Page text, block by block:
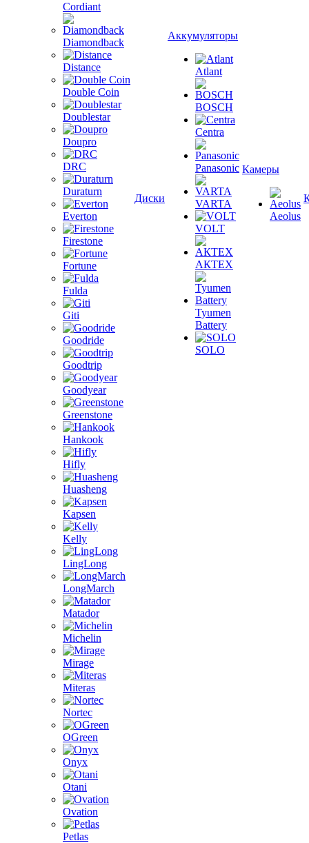
Cordiant
Diamondback
Distance
Double Coin
Doublestar
Doupro
DRC
Duraturn
Everton
Firestone
Fortune
Fulda
Giti
Goodride
Goodtrip
Goodyear
Greenstone
Hankook
Hifly
Huasheng
Kapsen
Kelly
LingLong
LongMarch
Matador
Michelin
Mirage
Miteras
Nortec
OGreen
Onyx
Otani
Ovation
Petlas
Диски
Аккумуляторы
Atlant
BOSCH
Centra
Panasonic
VARTA
VOLT
АКТЕХ
Tyumen
Battery
SOLO
Камеры
Aeolus